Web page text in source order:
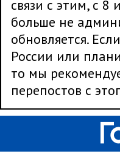
связи с этим, с 8
больше не
обновляется.
России или
то мы
перепостов с